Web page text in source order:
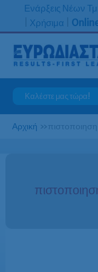
Μετάβαση
περιεχόμενο
Ενάρξεις Νέων
Χρήσιμα
Καλέστε μας τώρα!
Αρχική »